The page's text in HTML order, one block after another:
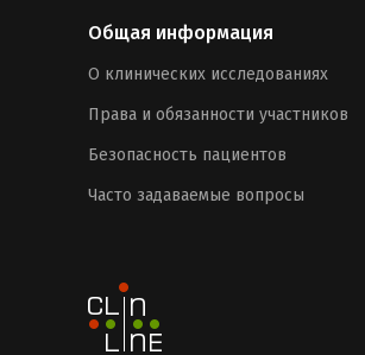
Общая информация
О клинических исследованиях
Права и обязанности участников
Безопасность пациентов
Часто задаваемые вопросы